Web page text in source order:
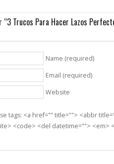
“3 Trucos Para Hacer Lazos
Name (required)
Email (required)
Website
tags: <a href="" title=""> <abbr
<code> <del datetime=""> <em>